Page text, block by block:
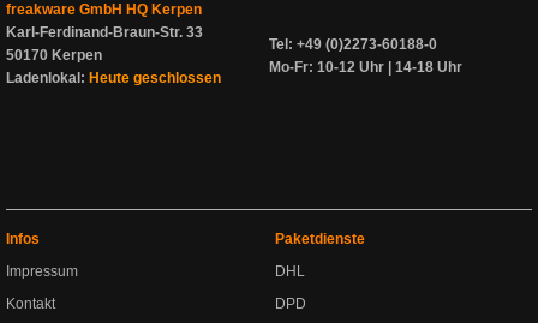
freakware GmbH HQ Kerpen
Karl-Ferdinand-Braun-Str. 33
50170 Kerpen
Ladenlokal: Heute geschlossen
Tel: +49 (0)2273-60188-0
Mo-Fr: 10-12 Uhr | 14-18 Uhr
Infos
Impressum
Kontakt
Paketdienste
DHL
DPD